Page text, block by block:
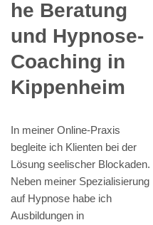
he Beratung
und Hypnose-
Coaching in
Kippenheim
In meiner Online-Praxis
begleite ich Klienten bei der
Lösung seelischer Blockaden.
Neben meiner Spezialisierung
auf Hypnose habe ich
Ausbildungen in